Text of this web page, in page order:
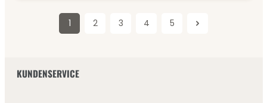
Seite
1 Seite
2 Seite
3 Seite
4 Seite
5
KUNDENSERVICE